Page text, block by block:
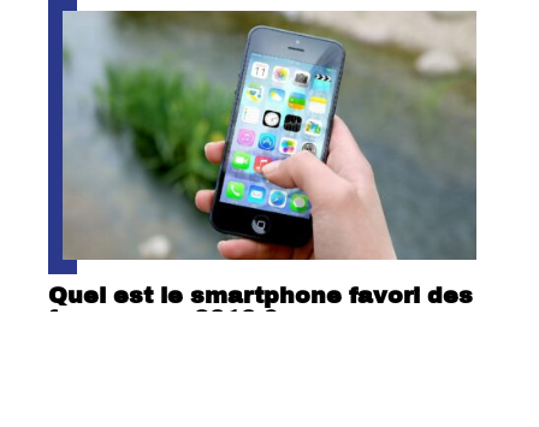
Quel est le smartphone favori des
femmes en 2018 ?